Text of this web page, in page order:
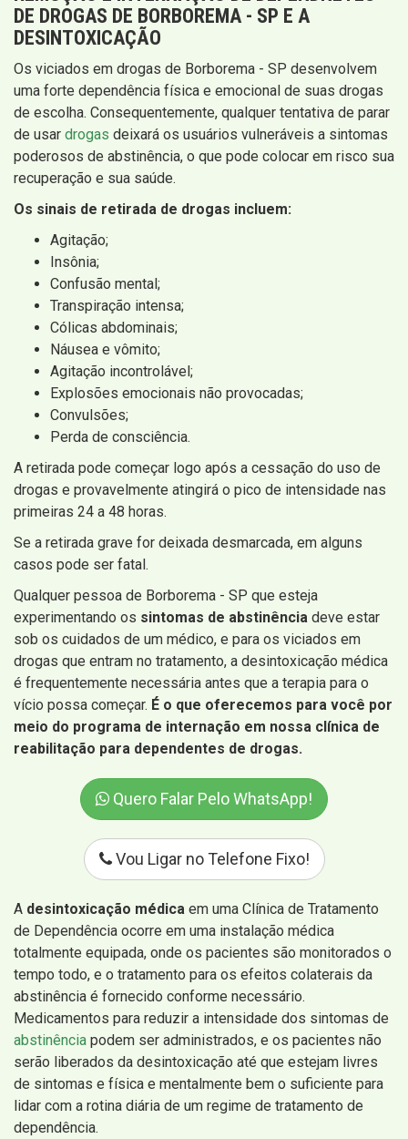
DE DROGAS DE BORBOREMA - SP E A
DESINTOXICAÇÃO
Os viciados em drogas de Borborema - SP desenvolvem
uma forte dependência física e emocional de suas drogas
de escolha. Consequentemente, qualquer tentativa de parar
de usar drogas deixará os usuários vulneráveis ​​a sintomas
poderosos de abstinência, o que pode colocar em risco sua
recuperação e sua saúde.
Os sinais de retirada de drogas incluem:
Agitação;
Insônia;
Confusão mental;
Transpiração intensa;
Cólicas abdominais;
Náusea e vômito;
Agitação incontrolável;
Explosões emocionais não provocadas;
Convulsões;
Perda de consciência.
A retirada pode começar logo após a cessação do uso de
drogas e provavelmente atingirá o pico de intensidade nas
primeiras 24 a 48 horas.
Se a retirada grave for deixada desmarcada, em alguns
casos pode ser fatal.
Qualquer pessoa de Borborema - SP que esteja
experimentando os sintomas de abstinência deve estar
sob os cuidados de um médico, e para os viciados em
drogas que entram no tratamento, a desintoxicação médica
é frequentemente necessária antes que a terapia para o
vício possa começar. É o que oferecemos para você por
meio do programa de internação em nossa clínica de
reabilitação para dependentes de drogas.
Quero Falar Pelo WhatsApp!
Vou Ligar no Telefone Fixo!
A desintoxicação médica em uma Clínica de Tratamento
de Dependência ocorre em uma instalação médica
totalmente equipada, onde os pacientes são monitorados o
tempo todo, e o tratamento para os efeitos colaterais da
abstinência é fornecido conforme necessário.
Medicamentos para reduzir a intensidade dos sintomas de
abstinência podem ser administrados, e os pacientes não
serão liberados da desintoxicação até que estejam livres
de sintomas e física e mentalmente bem o suficiente para
lidar com a rotina diária de um regime de tratamento de
dependência.